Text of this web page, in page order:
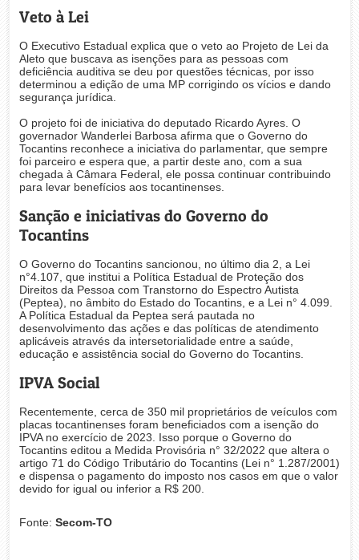
Veto à Lei
O Executivo Estadual explica que o veto ao Projeto de Lei da
Aleto que buscava as isenções para as pessoas com
deficiência auditiva se deu por questões técnicas, por isso
determinou a edição de uma MP corrigindo os vícios e dando
segurança jurídica.
O projeto foi de iniciativa do deputado Ricardo Ayres. O
governador Wanderlei Barbosa afirma que o Governo do
Tocantins reconhece a iniciativa do parlamentar, que sempre
foi parceiro e espera que, a partir deste ano, com a sua
chegada à Câmara Federal, ele possa continuar contribuindo
para levar benefícios aos tocantinenses.
Sanção e iniciativas do Governo do
Tocantins
O Governo do Tocantins sancionou, no último dia 2, a Lei
n°4.107, que institui a Política Estadual de Proteção dos
Direitos da Pessoa com Transtorno do Espectro Autista
(Peptea), no âmbito do Estado do Tocantins, e a Lei n° 4.099.
A Política Estadual da Peptea será pautada no
desenvolvimento das ações e das políticas de atendimento
aplicáveis através da intersetorialidade entre a saúde,
educação e assistência social do Governo do Tocantins.
IPVA Social
Recentemente, cerca de 350 mil proprietários de veículos com
placas tocantinenses foram beneficiados com a isenção do
IPVA no exercício de 2023. Isso porque o Governo do
Tocantins editou a Medida Provisória n° 32/2022 que altera o
artigo 71 do Código Tributário do Tocantins (Lei n° 1.287/2001)
e dispensa o pagamento do imposto nos casos em que o valor
devido for igual ou inferior a R$ 200.
Fonte: Secom-TO